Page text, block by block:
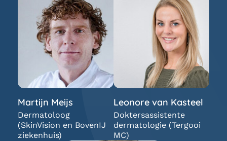
Martijn Meijs
Dermatoloog
(SkinVision en BovenIJ
ziekenhuis)
Leonore van Kasteel
Doktersassistente
dermatologie (Tergooi
MC)